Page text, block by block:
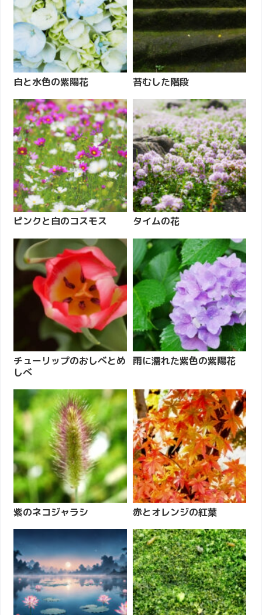
白と水色の紫陽花 苔むした階段
ピンクと白のコスモス タイムの花
チューリップのおしべとめ
しべ
雨に濡れた紫色の紫陽花
紫のネコジャラシ 赤とオレンジの紅葉